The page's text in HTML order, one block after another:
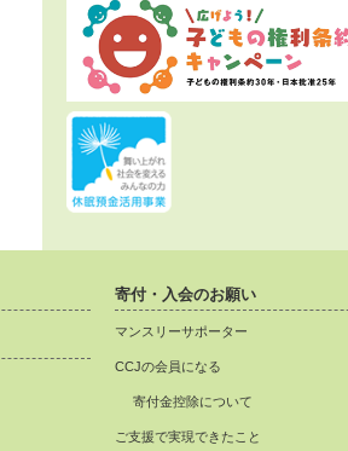
寄付・入会のお願い
マンスリーサポーター
CCJの会員になる
寄付金控除について
ご支援で実現できたこと